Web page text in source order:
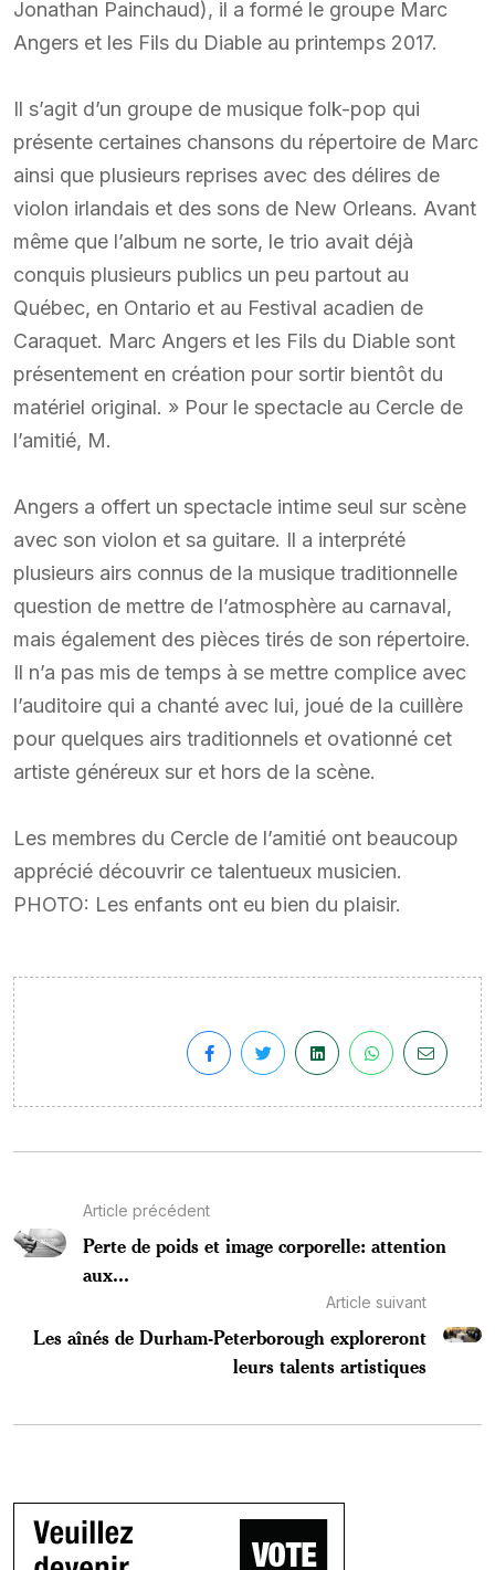
Jonathan Painchaud), il a formé le groupe Marc
Angers et les Fils du Diable au printemps 2017.
Il s’agit d’un groupe de musique folk-pop qui
présente certaines chansons du répertoire de Marc
ainsi que plusieurs reprises avec des délires de
violon irlandais et des sons de New Orleans. Avant
même que l’album ne sorte, le trio avait déjà
conquis plusieurs publics un peu partout au
Québec, en Ontario et au Festival acadien de
Caraquet. Marc Angers et les Fils du Diable sont
présentement en création pour sortir bientôt du
matériel original. » Pour le spectacle au Cercle de
l’amitié, M.
Angers a offert un spectacle intime seul sur scène
avec son violon et sa guitare. Il a interprété
plusieurs airs connus de la musique traditionnelle
question de mettre de l’atmosphère au carnaval,
mais également des pièces tirés de son répertoire.
Il n’a pas mis de temps à se mettre complice avec
l’auditoire qui a chanté avec lui, joué de la cuillère
pour quelques airs traditionnels et ovationné cet
artiste généreux sur et hors de la scène.
Les membres du Cercle de l’amitié ont beaucoup
apprécié découvrir ce talentueux musicien.
PHOTO: Les enfants ont eu bien du plaisir.
Article précédent
Perte de poids et image corporelle: attention
aux...
Article suivant
Les aînés de Durham-Peterborough exploreront
leurs talents artistiques